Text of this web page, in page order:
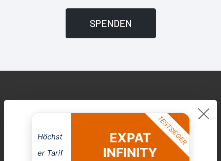
SPENDEN
Höchst
er Tarif
EXPAT
INFINITY
TESTSIEGER